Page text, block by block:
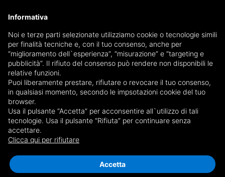
Terraced houses for sale in Matera
Choose the city orsee all 0 ads of terraced houses in the
province of Matera
No ads found with the selected filters.
Informativa
Noi e terze parti selezionate utilizziamo cookie o tecnologie simili
per finalità tecniche e, con il tuo consenso, anche per
“miglioramento dell`esperienza”, “misurazione” e “targeting e
pubblicità”. Il rifiuto del consenso può rendere non disponibili le
relative funzioni.
Puoi liberamente prestare, rifiutare o revocare il tuo consenso,
in qualsiasi momento, secondo le impsotazioni cookie del tuo
browser.
Usa il pulsante “Accetta” per acconsentire all`utilizzo di tali
tecnologie. Usa il pulsante “Rifiuta” per continuare senza
accettare.
Clicca qui per rifiutare
Accetta